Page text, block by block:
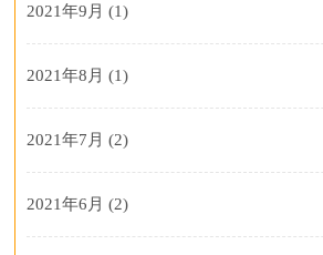
2021年9月 (1)
2021年8月 (1)
2021年7月 (2)
2021年6月 (2)